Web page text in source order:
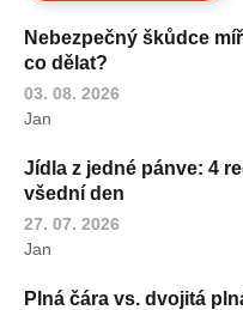
Nebezpečný škůdce
co dělat?
03. 08. 2026
Jan
Jídla z jedné pánve: 4
všední den
27. 07. 2026
Jan
Plná čára vs. dvojitá